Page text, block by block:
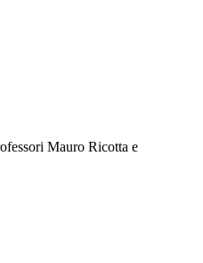
Mauro Ricotta e